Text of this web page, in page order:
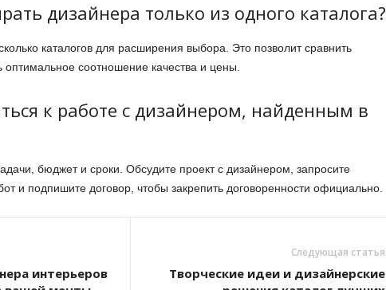
дизайнера только из одного каталога?
каталогов для расширения выбора. Это позволит сравнить
соотношение качества и цены.
к работе с дизайнером, найденным в
бюджет и сроки. Обсудите проект с дизайнером, запросите
и подпишите договор, чтобы закрепить договоренности официально.
интерьеров
Следующая статья
Творческие идеи и дизайнерские